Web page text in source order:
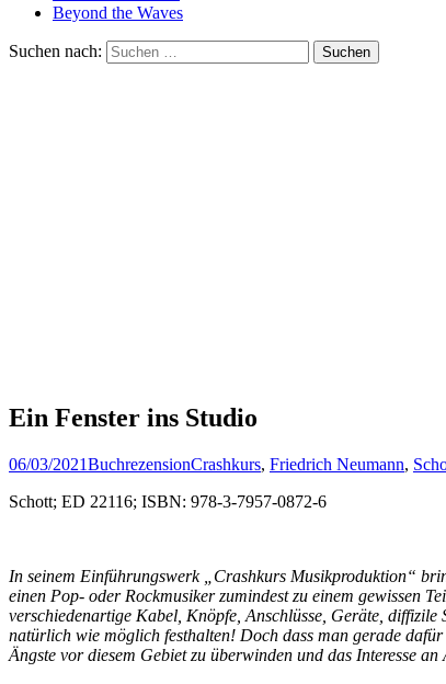
Beyond the Waves
Suchen nach:
Ein Fenster ins Studio
06/03/2021BuchrezensionCrashkurs, Friedrich Neumann,
Schott; ED 22116; ISBN: 978-3-7957-0872-6
In seinem Einführungswerk „Crashkurs Musikproduktion“
einen Pop- oder Rockmusiker zumindest zu einem gewissen
verschiedenartige Kabel, Knöpfe, Anschlüsse, Geräte,
natürlich wie möglich festhalten! Doch dass man gerade
Ängste vor diesem Gebiet zu überwinden und das Interesse an